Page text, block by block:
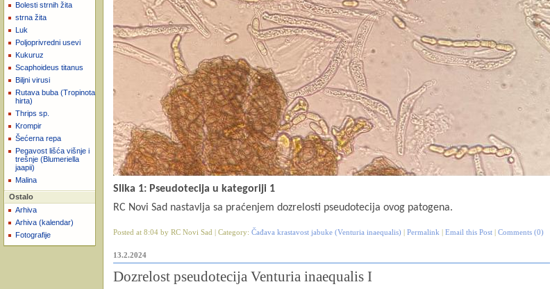
Bolesti strnih žita
strna žita
Luk
Poljoprivredni usevi
Kukuruz
Scaphoideus titanus
Biljni virusi
Rutava buba (Tropinota
hirta)
Thrips sp.
Krompir
Šećerna repa
Pegavost lišća višnje i
trešnje (Blumeriella
jaapii)
Malina
Ostalo
Arhiva
Arhiva (kalendar)
Fotografije
Slika 1: Pseudotecija u kategoriji 1
RC Novi Sad nastavlja sa praćenjem dozrelosti pseudotecija ovog patogena.
Posted at 8:04 by RC Novi Sad | Category: Čađava krastavost jabuke (Venturia inaequalis) Permalink Email this Post Comments (0)
13.2.2024
Dozrelost pseudotecija Venturia inaequalis I